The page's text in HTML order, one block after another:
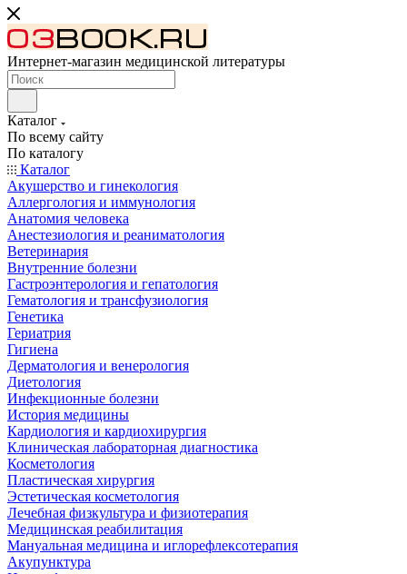
Интернет-магазин медицинской литературы
Каталог
По всему сайту
По каталогу
Каталог
Акушерство и гинекология
Аллергология и иммунология
Анатомия человека
Анестезиология и реаниматология
Ветеринария
Внутренние болезни
Гастроэнтерология и гепатология
Гематология и трансфузиология
Генетика
Гериатрия
Гигиена
Дерматология и венерология
Диетология
Инфекционные болезни
История медицины
Кардиология и кардиохирургия
Клиническая лабораторная диагностика
Косметология
Пластическая хирургия
Эстетическая косметология
Лечебная физкультура и физиотерапия
Медицинская реабилитация
Мануальная медицина и иглорефлексотерапия
Акупунктура